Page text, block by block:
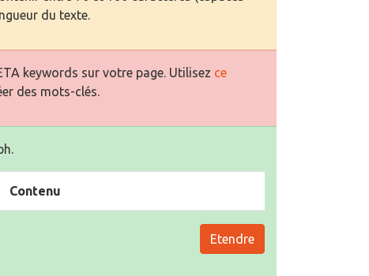
du texte.
keywords sur votre page. Utilisez ce
des mots-clés.
Contenu
Etendre